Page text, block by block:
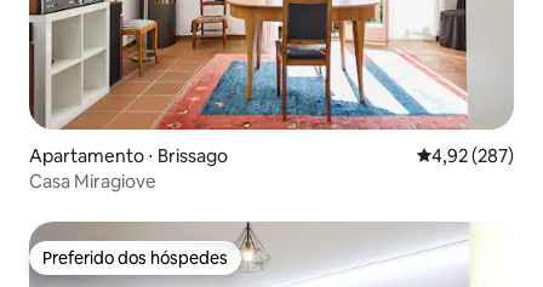
Apartamento ⋅ Brissago 4,92 de uma
4,92 (287)
Casa Miragiove
Preferido dos hóspedes
Preferido dos hóspedes